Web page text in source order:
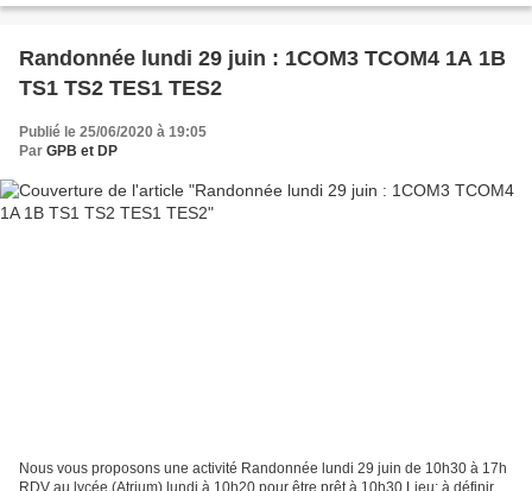
Randonnée lundi 29 juin : 1COM3 TCOM4 1A 1B
TS1 TS2 TES1 TES2
Publié le 25/06/2020 à 19:05
Par GPB et DP
Nous vous proposons une activité Randonnée lundi 29 juin de 10h30 à 17h
RDV au lycée (Atrium) lundi à 10h20 pour être prêt à 10h30 Lieu: à définir